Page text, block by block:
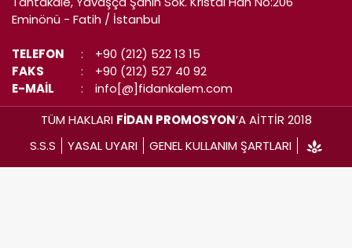
Eminönü - Fatih / İstanbul
TELEFON :
+90 (212) 522 13 15
FAKS
:
+90 (212) 527 40 92
E-MAİL
:
info[@]fidankalem.com
TÜM HAKLARI FİDAN PROMOSYON’A AİTTİR 2018
S.S.S
YASAL UYARI GENEL KULLANIM ŞARTLARI